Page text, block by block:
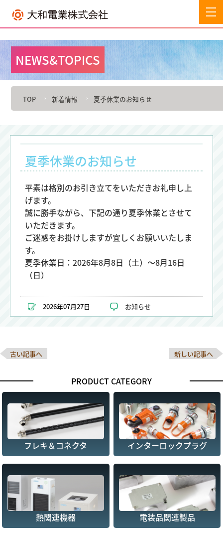
NEWS&TOPICS
TOP 新着情報 夏季休業のお知らせ
夏季休業のお知らせ
平素は格別のお引き立てをいただきお礼申し上
げます。
誠に勝手ながら、下記の通り夏季休業とさせて
いただきます。
ご迷惑をお掛けしますが宜しくお願いいたしま
す。
夏季休業日：2026年8月8日（土）～8月16日
（日）
2026年07月27日 お知らせ
古い記事へ 新しい記事へ
PRODUCT CATEGORY
フレキ＆コネクタ インターロックプラグ
熱関連機器 電装品関連製品